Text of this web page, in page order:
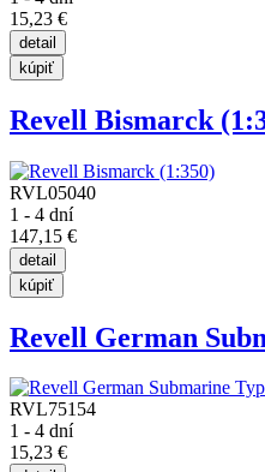
15,23 €
Revell Bismarck
RVL05040
1 - 4 dní
147,15 €
Revell German
RVL75154
1 - 4 dní
15,23 €